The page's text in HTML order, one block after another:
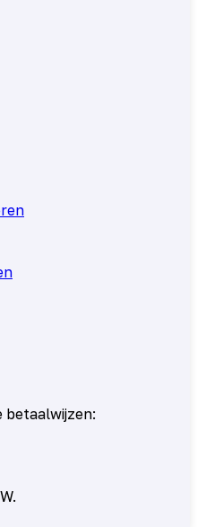
betaalwijzen: